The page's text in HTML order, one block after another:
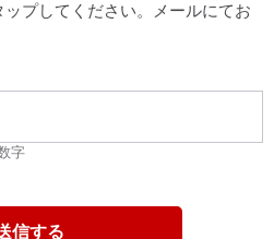
プしてください。メールにてお
字
信する